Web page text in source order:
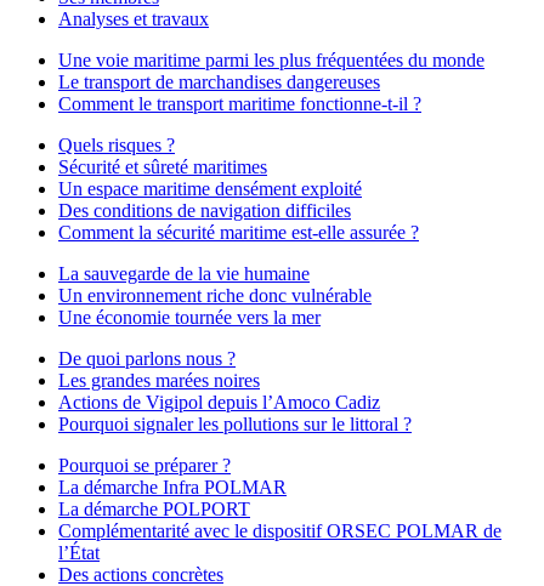
Analyses et travaux
Une voie maritime parmi les plus fréquentées du monde
Le transport de marchandises dangereuses
Comment le transport maritime fonctionne-t-il ?
Quels risques ?
Sécurité et sûreté maritimes
Un espace maritime densément exploité
Des conditions de navigation difficiles
Comment la sécurité maritime est-elle assurée ?
La sauvegarde de la vie humaine
Un environnement riche donc vulnérable
Une économie tournée vers la mer
De quoi parlons nous ?
Les grandes marées noires
Actions de Vigipol depuis l’Amoco Cadiz
Pourquoi signaler les pollutions sur le littoral ?
Pourquoi se préparer ?
La démarche Infra POLMAR
La démarche POLPORT
Complémentarité avec le dispositif ORSEC POLMAR de
l’État
Des actions concrètes